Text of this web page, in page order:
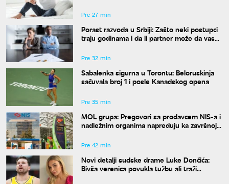
Pre 27 min
Porast razvoda u Srbiji: Zašto neki postupci
traju godinama i da li partner može da vas
Pre 32 min
Sabalenka sigurna u Torontu: Beloruskinja
sačuvala broj 1 i posle Kanadskog opena
Pre 35 min
MOL grupa: Pregovori sa prodavcem NIS-a i
nadležnim organima napreduju ka završnoj
Pre 42 min
Novi detalji sudske drame Luke Dončića:
Bivša verenica povukla tužbu ali traži